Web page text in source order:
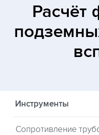
Расчёт
Инструменты
Сопротивление